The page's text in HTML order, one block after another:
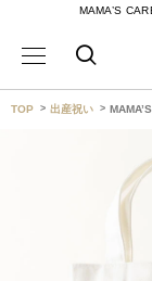
MAMA’S
TOP 出産祝い